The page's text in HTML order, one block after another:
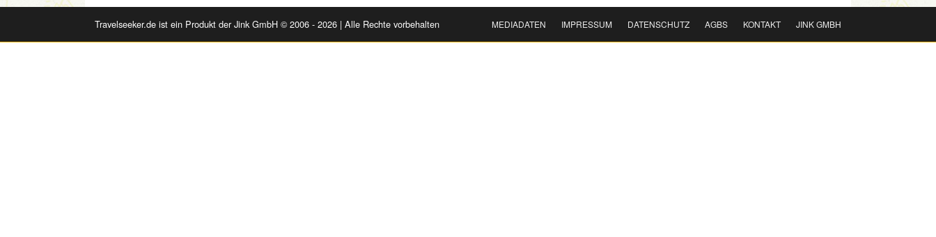
Travelseeker.de ist ein Produkt der Jink GmbH © 2006 - 2026 | Alle Rechte vorbehalten MEDIADATEN IMPRESSUM DATENSCHUTZ AGBS KONTAKT JINK GMBH